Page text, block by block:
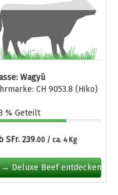
Wagyū
CH 9053.8 (Hiko)
% Geteilt
SFr. 239.00 / ca. 4 Kg
→ Deluxe Beef entdecken